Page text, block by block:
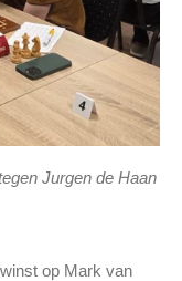
Jurgen de Haan
op Mark van